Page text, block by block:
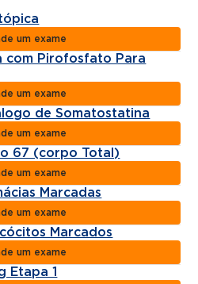
um exame
com Pirofosfato Para
um exame
de Somatostatina
um exame
67 (corpo Total)
um exame
Marcadas
um exame
Marcados
um exame
Etapa 1